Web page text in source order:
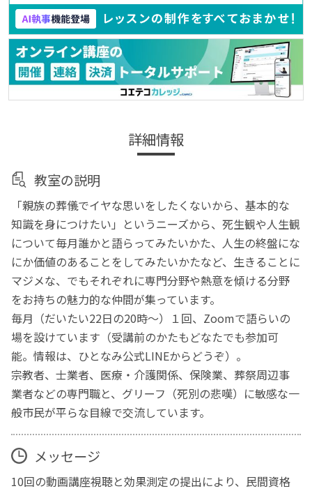
詳細情報
教室の説明
「親族の葬儀でイヤな思いをしたくないから、基本的な
知識を身につけたい」というニーズから、死生観や人生観
について毎月誰かと語らってみたいかた、人生の終盤にな
にか価値のあることをしてみたいかたなど、生きることに
マジメな、でもそれぞれに専門分野や熱意を傾ける分野
をお持ちの魅力的な仲間が集っています。
毎月（だいたい22日の20時～）１回、Zoomで語らいの
場を設けています（受講前のかたもどなたでも参加可
能。情報は、ひとなみ公式LINEからどうぞ）。
宗教者、士業者、医療・介護関係、保険業、葬祭周辺事
業者などの専門職と、グリーフ（死別の悲嘆）に敏感な一
般市民が平らな目線で交流しています。
メッセージ
10回の動画講座視聴と効果測定の提出により、民間資格